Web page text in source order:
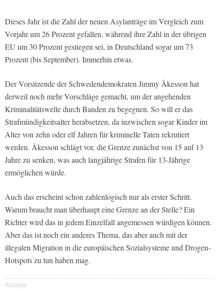
Dieses Jahr ist die Zahl der neuen Asylanträge im Vergleich zum
Vorjahr um 26 Prozent gefallen, während ihre Zahl in der übrigen
EU um 30 Prozent gestiegen sei, in Deutschland sogar um 73
Prozent (bis September). Immerhin etwas.
Der Vorsitzende der Schwedendemokraten Jimmy Åkesson hat
derweil noch mehr Vorschläge gemacht, um der angehenden
Kriminalitätswelle durch Banden zu begegnen. So will er das
Strafmündigkeitsalter herabsetzen, da inzwischen sogar Kinder im
Alter von zehn oder elf Jahren für kriminelle Taten rekrutiert
werden. Åkesson schlägt vor, die Grenze zunächst von 15 auf 13
Jahre zu senken, was auch langjährige Strafen für 13-Jährige
ermöglichen würde.
Auch das erscheint schon zahlenlogisch nur als erster Schritt.
Warum braucht man überhaupt eine Grenze an der Stelle? Ein
Richter wird das in jedem Einzelfall angemessen würdigen können.
Aber das ist noch ein anderes Thema, das aber auch mit der
illegalen Migration in die europäischen Sozialsysteme und Drogen-
Hotspots zu tun haben mag.
Anzeige